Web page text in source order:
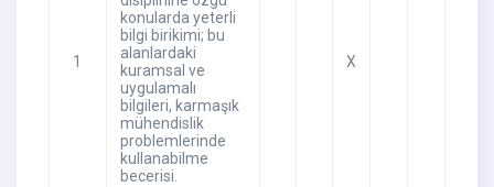
1
konularda yeterli
bilgi birikimi; bu
alanlardaki
kuramsal ve
uygulamalı
bilgileri, karmaşık
mühendislik
problemlerinde
kullanabilme
becerisi.
X